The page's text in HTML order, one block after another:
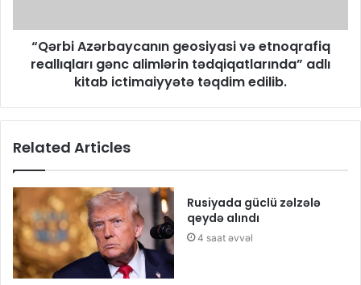
“Qərbi Azərbaycanın geosiyasi və etnoqrafiq
reallıqları gənc alimlərin tədqiqatlarında” adlı
kitab ictimaiyyətə təqdim edilib.
Related Articles
Rusiyada güclü zəlzələ
qeydə alındı
4 saat əvvəl